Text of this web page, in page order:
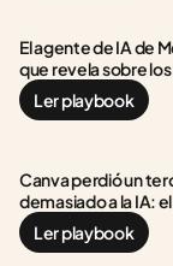
El agente de IA de
que revela sobre
Ler playbook
Canva perdió un
demasiado a la IA:
Ler playbook